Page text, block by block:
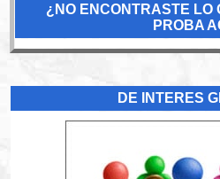
¿NO ENCONTRASTE
PROBA
DE INTERES